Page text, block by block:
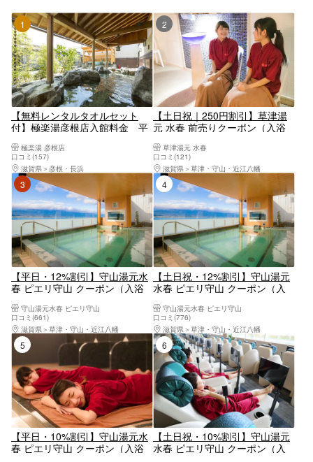
1位
【無料レンタルタオルセット
付】極楽湯彦根店入館料金 平
極楽湯 彦根店
口コミ(157)
滋賀県
彦根・長浜
2位
【土日祝｜250円割引】草津湯
元 水春 前売りクーポン（入浴
草津湯元 水春
口コミ(121)
滋賀県
草津・守山・近江八幡
3位
【平日・12%割引】守山湯元水
春 ピエリ守山 クーポン（入浴
守山湯元水春 ピエリ守山
口コミ(661)
滋賀県
草津・守山・近江八幡
4位
【土日祝・12%割引】守山湯元
水春 ピエリ守山 クーポン（入
守山湯元水春 ピエリ守山
口コミ(776)
滋賀県
草津・守山・近江八幡
5位
【平日・10%割引】守山湯元水
春 ピエリ守山 クーポン（入浴
6位
【土日祝・10%割引】守山湯元
水春 ピエリ守山 クーポン（入